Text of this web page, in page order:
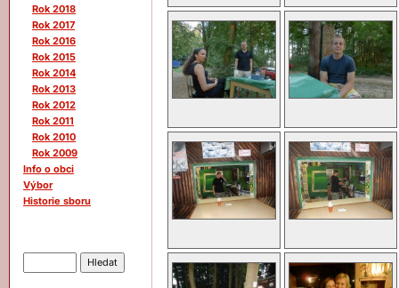
Rok 2018
Rok 2017
Rok 2016
Rok 2015
Rok 2014
Rok 2013
Rok 2012
Rok 2011
Rok 2010
Rok 2009
Info o obci
Výbor
Historie sboru